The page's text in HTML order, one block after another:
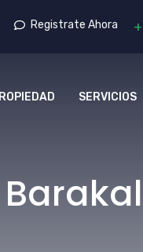
Registrate Ahora +
SERVICIOS